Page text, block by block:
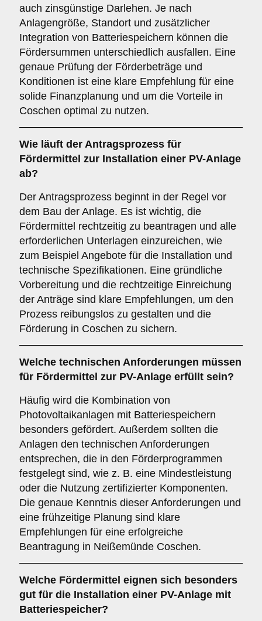
auch zinsgünstige Darlehen. Je nach
Anlagengröße, Standort und zusätzlicher
Integration von Batteriespeichern können die
Fördersummen unterschiedlich ausfallen. Eine
genaue Prüfung der Förderbeträge und
Konditionen ist eine klare Empfehlung für eine
solide Finanzplanung und um die Vorteile in
Coschen optimal zu nutzen.
Wie läuft der Antragsprozess für
Fördermittel zur Installation einer PV-Anlage
ab?
Der Antragsprozess beginnt in der Regel vor
dem Bau der Anlage. Es ist wichtig, die
Fördermittel rechtzeitig zu beantragen und alle
erforderlichen Unterlagen einzureichen, wie
zum Beispiel Angebote für die Installation und
technische Spezifikationen. Eine gründliche
Vorbereitung und die rechtzeitige Einreichung
der Anträge sind klare Empfehlungen, um den
Prozess reibungslos zu gestalten und die
Förderung in Coschen zu sichern.
Welche technischen Anforderungen müssen
für Fördermittel zur PV-Anlage erfüllt sein?
Häufig wird die Kombination von
Photovoltaikanlagen mit Batteriespeichern
besonders gefördert. Außerdem sollten die
Anlagen den technischen Anforderungen
entsprechen, die in den Förderprogrammen
festgelegt sind, wie z. B. eine Mindestleistung
oder die Nutzung zertifizierter Komponenten.
Die genaue Kenntnis dieser Anforderungen und
eine frühzeitige Planung sind klare
Empfehlungen für eine erfolgreiche
Beantragung in Neißemünde Coschen.
Welche Fördermittel eignen sich besonders
gut für die Installation einer PV-Anlage mit
Batteriespeicher?